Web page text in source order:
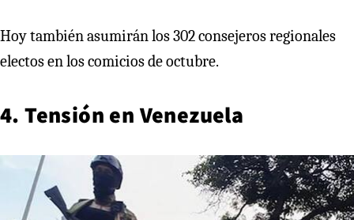
Hoy también asumirán los 302 consejeros regionales
electos en los comicios de octubre.
4. Tensión en Venezuela